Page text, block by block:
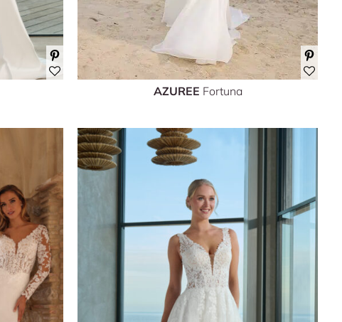
AZUREE Fortuna